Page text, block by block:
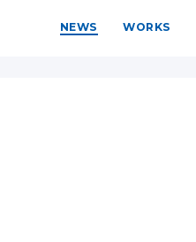
NEWS WORKS